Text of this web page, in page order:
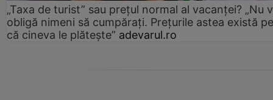
„Taxa de turist” sau prețul normal al vacanței? „Nu
obligă nimeni să cumpărați. Prețurile astea există
că cineva le plătește” adevarul.ro